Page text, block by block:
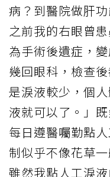
病？到醫院做肝
之前我的右眼曾
為手術後遺症，
幾回眼科，檢查
是淚液較少，個
液就可以了。」
每日遵醫囑勤點
制似乎不像花草
雖然我點人工淚